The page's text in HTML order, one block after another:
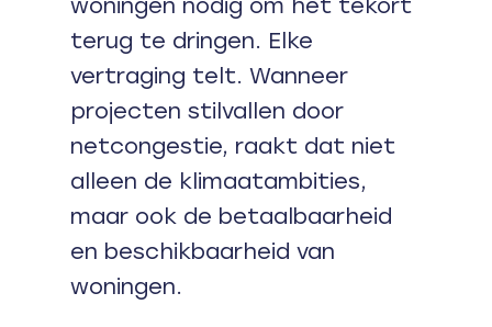
woningen nodig om het tekort
terug te dringen. Elke
vertraging telt. Wanneer
projecten stilvallen door
netcongestie, raakt dat niet
alleen de klimaatambities,
maar ook de betaalbaarheid
en beschikbaarheid van
woningen.